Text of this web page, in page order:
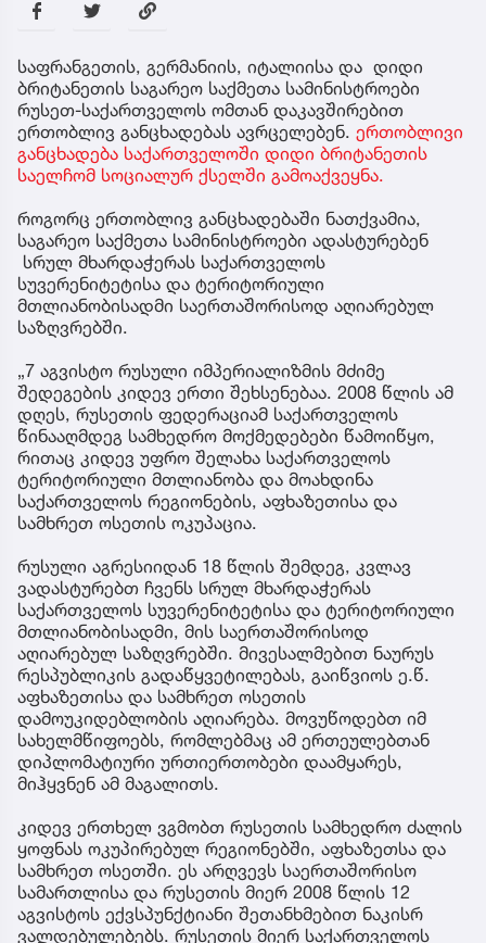
საფრანგეთის, გერმანიის, იტალიისა და დიდი
ბრიტანეთის საგარეო საქმეთა სამინისტროები
რუსეთ-საქართველოს ომთან დაკავშირებით
ერთობლივ განცხადებას ავრცელებენ. ერთობლივი
განცხადება საქართველოში დიდი ბრიტანეთის
საელჩომ სოციალურ ქსელში გამოაქვეყნა.
როგორც ერთობლივ განცხადებაში ნათქვამია,
საგარეო საქმეთა სამინისტროები ადასტურებენ
სრულ მხარდაჭერას საქართველოს
სუვერენიტეტისა და ტერიტორიული
მთლიანობისადმი საერთაშორისოდ აღიარებულ
საზღვრებში.
„7 აგვისტო რუსული იმპერიალიზმის მძიმე
შედეგების კიდევ ერთი შეხსენებაა. 2008 წლის ამ
დღეს, რუსეთის ფედერაციამ საქართველოს
წინააღმდეგ სამხედრო მოქმედებები წამოიწყო,
რითაც კიდევ უფრო შელახა საქართველოს
ტერიტორიული მთლიანობა და მოახდინა
საქართველოს რეგიონების, აფხაზეთისა და
სამხრეთ ოსეთის ოკუპაცია.
რუსული აგრესიიდან 18 წლის შემდეგ, კვლავ
ვადასტურებთ ჩვენს სრულ მხარდაჭერას
საქართველოს სუვერენიტეტისა და ტერიტორიული
მთლიანობისადმი, მის საერთაშორისოდ
აღიარებულ საზღვრებში. მივესალმებით ნაურუს
რესპუბლიკის გადაწყვეტილებას, გაიწვიოს ე.წ.
აფხაზეთისა და სამხრეთ ოსეთის
დამოუკიდებლობის აღიარება. მოვუწოდებთ იმ
სახელმწიფოებს, რომლებმაც ამ ერთეულებთან
დიპლომატიური ურთიერთობები დაამყარეს,
მიჰყვნენ ამ მაგალითს.
კიდევ ერთხელ ვგმობთ რუსეთის სამხედრო ძალის
ყოფნას ოკუპირებულ რეგიონებში, აფხაზეთსა და
სამხრეთ ოსეთში. ეს არღვევს საერთაშორისო
სამართლისა და რუსეთის მიერ 2008 წლის 12
აგვისტოს ექვსპუნქტიანი შეთანხმებით ნაკისრ
ვალდებულებებს. რუსეთის მიერ საქართველოს